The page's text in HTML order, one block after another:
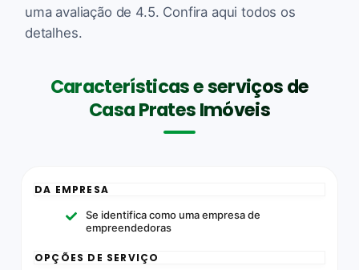
uma avaliação de 4.5. Confira aqui todos os
detalhes.
Características e serviços de
Casa Prates Imóveis
DA EMPRESA
Se identifica como uma empresa de
empreendedoras
OPÇÕES DE SERVIÇO